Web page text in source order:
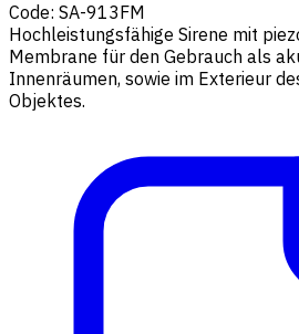
Code: SA-913FM
Hochleistungsfähige Sirene mit
Membrane für den Gebrauch als
Innenräumen, sowie im Exterieur
Objektes.